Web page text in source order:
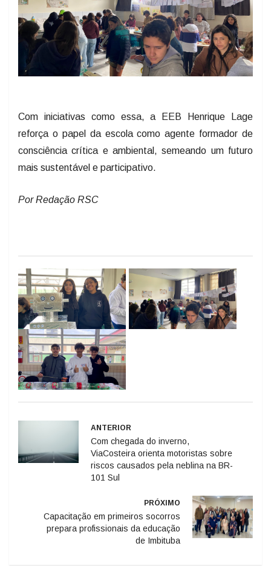
Com iniciativas como essa, a EEB Henrique Lage
reforça o papel da escola como agente formador de
consciência crítica e ambiental, semeando um futuro
mais sustentável e participativo.
Por Redação RSC
ANTERIOR
Com chegada do inverno,
ViaCosteira orienta motoristas sobre
riscos causados pela neblina na BR-
101 Sul
PRÓXIMO
Capacitação em primeiros socorros
prepara profissionais da educação
de Imbituba